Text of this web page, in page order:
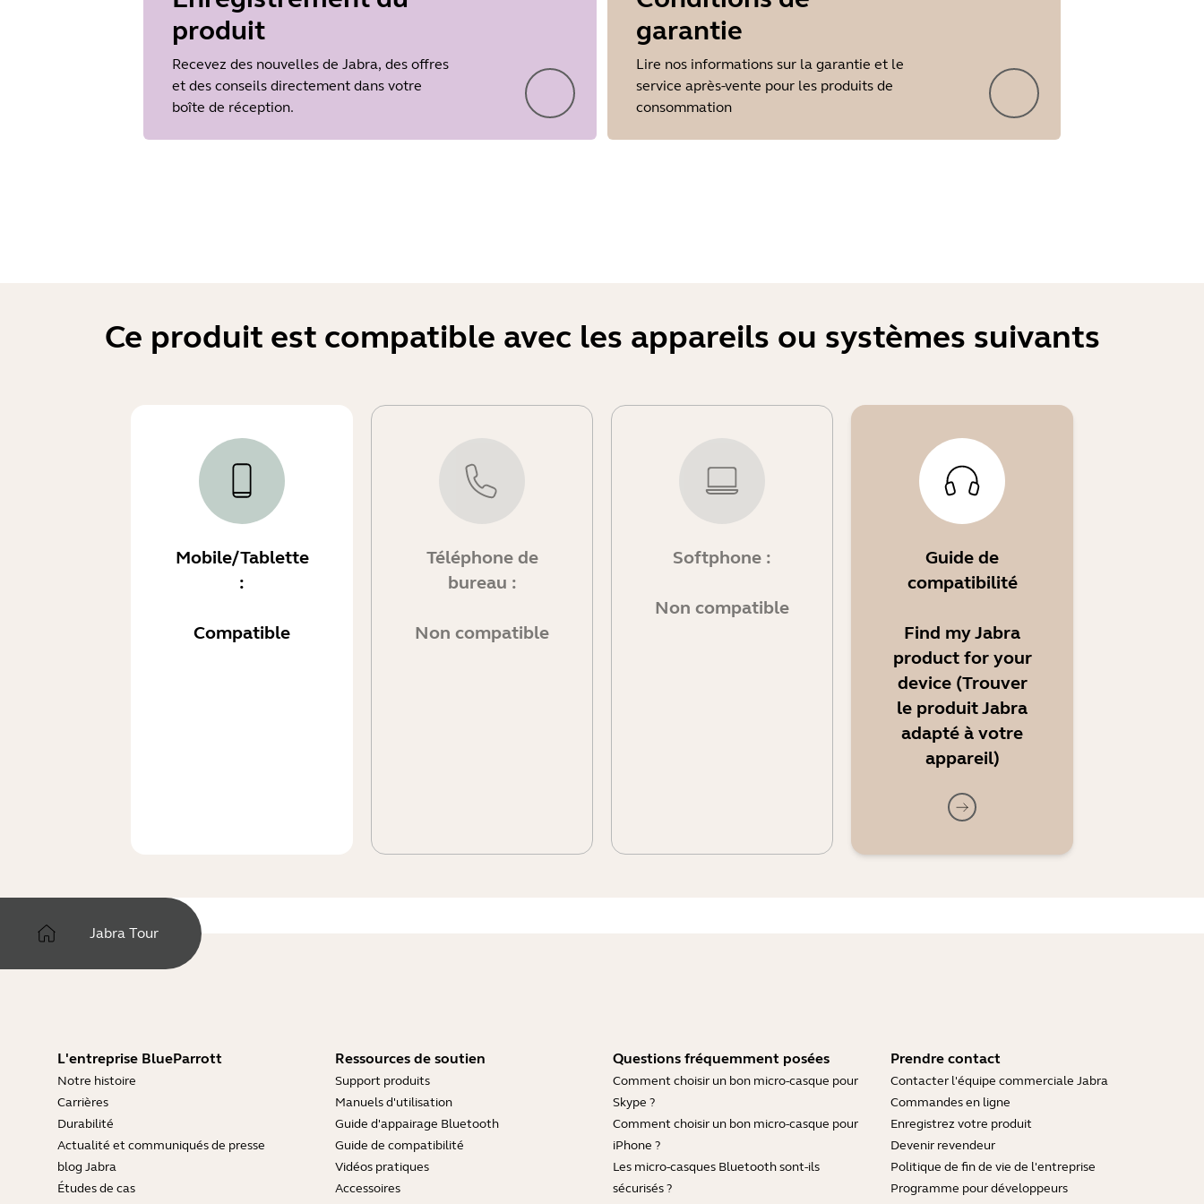
Showing 5 of 26
Néerlandais
Release date 2013/11/19
1.38.0
produit
Recevez des nouvelles de Jabra, des offres
et des conseils directement dans votre
boîte de réception.
garantie
Lire nos informations sur la garantie et le
service après-vente pour les produits de
consommation
Ce produit est compatible avec les appareils ou systèmes suivants
Mobile/Tablette
:
Compatible
Téléphone de
bureau :
Non compatible
Softphone :
Non compatible
Guide de
compatibilité
Find my Jabra
product for your
device (Trouver
le produit Jabra
adapté à votre
appareil)
Jabra Tour
L'entreprise BlueParrott
Notre histoire
Carrières
Durabilité
Actualité et communiqués de presse
blog Jabra
Études de cas
Ressources de soutien
Support produits
Manuels d'utilisation
Guide d'appairage Bluetooth
Guide de compatibilité
Vidéos pratiques
Accessoires
Questions fréquemment posées
Comment choisir un bon micro-casque pour
Skype ?
Comment choisir un bon micro-casque pour
iPhone ?
Les micro-casques Bluetooth sont-ils
sécurisés ?
Prendre contact
Contacter l'équipe commerciale Jabra
Commandes en ligne
Enregistrez votre produit
Devenir revendeur
Politique de fin de vie de l'entreprise
Programme pour développeurs